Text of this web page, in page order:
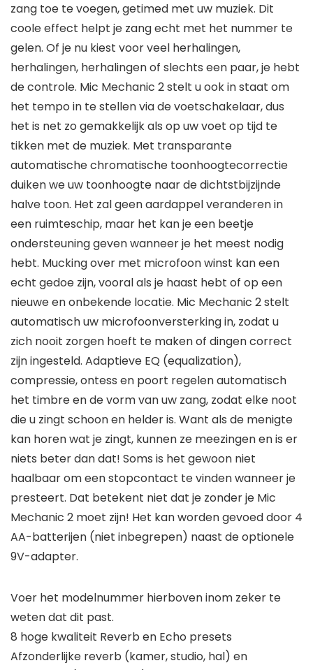
zang toe te voegen, getimed met uw muziek. Dit
coole effect helpt je zang echt met het nummer te
gelen. Of je nu kiest voor veel herhalingen,
herhalingen, herhalingen of slechts een paar, je hebt
de controle. Mic Mechanic 2 stelt u ook in staat om
het tempo in te stellen via de voetschakelaar, dus
het is net zo gemakkelijk als op uw voet op tijd te
tikken met de muziek. Met transparante
automatische chromatische toonhoogtecorrectie
duiken we uw toonhoogte naar de dichtstbijzijnde
halve toon. Het zal geen aardappel veranderen in
een ruimteschip, maar het kan je een beetje
ondersteuning geven wanneer je het meest nodig
hebt. Mucking over met microfoon winst kan een
echt gedoe zijn, vooral als je haast hebt of op een
nieuwe en onbekende locatie. Mic Mechanic 2 stelt
automatisch uw microfoonversterking in, zodat u
zich nooit zorgen hoeft te maken of dingen correct
zijn ingesteld. Adaptieve EQ (equalization),
compressie, ontess en poort regelen automatisch
het timbre en de vorm van uw zang, zodat elke noot
die u zingt schoon en helder is. Want als de menigte
kan horen wat je zingt, kunnen ze meezingen en is er
niets beter dan dat! Soms is het gewoon niet
haalbaar om een stopcontact te vinden wanneer je
presteert. Dat betekent niet dat je zonder je Mic
Mechanic 2 moet zijn! Het kan worden gevoed door 4
AA-batterijen (niet inbegrepen) naast de optionele
9V-adapter.
Voer het modelnummer hierboven inom zeker te
weten dat dit past.
8 hoge kwaliteit Reverb en Echo presets
Afzonderlijke reverb (kamer, studio, hal) en